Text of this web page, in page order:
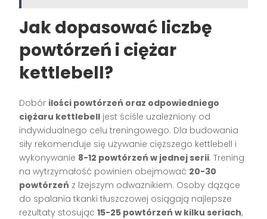
Jak dopasować liczbę
powtórzeń i ciężar
kettlebell?
Dobór ilości powtórzeń oraz odpowiedniego
ciężaru kettlebell jest ściśle uzależniony od
indywidualnego celu treningowego. Dla budowania
siły rekomenduje się używanie cięższego kettlebell i
wykonywanie 8-12 powtórzeń w jednej serii. Trening
na wytrzymałość powinien obejmować 20-30
powtórzeń z lżejszym odważnikiem. Osoby dążące
do spalania tkanki tłuszczowej osiągają najlepsze
rezultaty stosując15-25 powtórzeń w kilku seriach,